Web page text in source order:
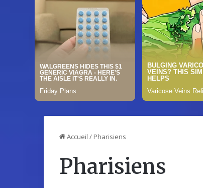
Accueil / Pharisiens
Pharisiens